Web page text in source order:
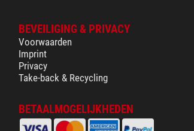
BEVEILIGING & PRIVACY
Voorwaarden
Imprint
Privacy
Take-back & Recycling
BETAALMOGELIJKHEDEN